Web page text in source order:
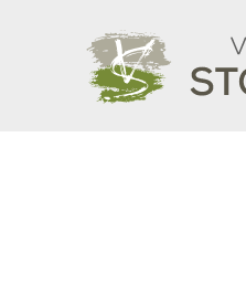
Skip to main content